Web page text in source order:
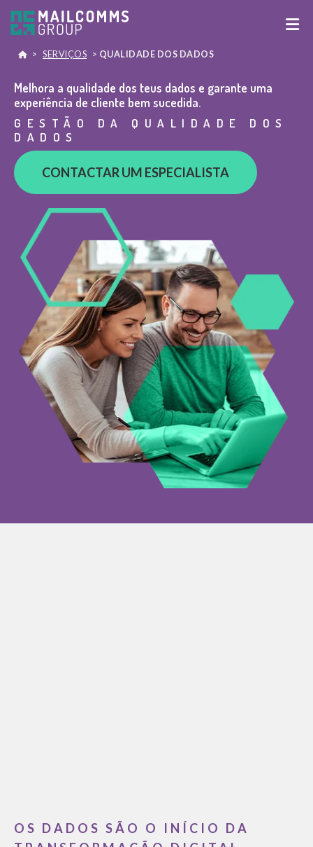
> SERVIÇOS > QUALIDADE DOS DADOS
Melhora a qualidade dos teus dados e garante uma
experiência de cliente bem sucedida.
GESTÃO DA QUALIDADE DOS
DADOS
CONTACTAR UM ESPECIALISTA
OS DADOS SÃO O INÍCIO DA